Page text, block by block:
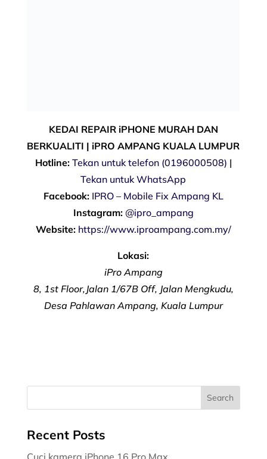
KEDAI REPAIR iPHONE MURAH DAN
BERKUALITI | iPRO AMPANG KUALA LUMPUR
Hotline: Tekan untuk telefon (0196000508) |
Tekan untuk WhatsApp
Facebook: IPRO – Mobile Fix Ampang KL
Instagram: @ipro_ampang
Website: https://www.iproampang.com.my/
Lokasi:
iPro Ampang
8, 1st Floor,Jalan 1/67B Off, Jalan Mengkudu,
Desa Pahlawan Ampang, Kuala Lumpur
Recent Posts
Cuci kamera iPhone 16 Pro Max